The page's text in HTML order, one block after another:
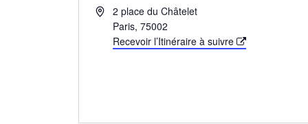
Adresse2 place du Châtelet
Paris, 75002
Recevoir l’Itinéraire à suivre